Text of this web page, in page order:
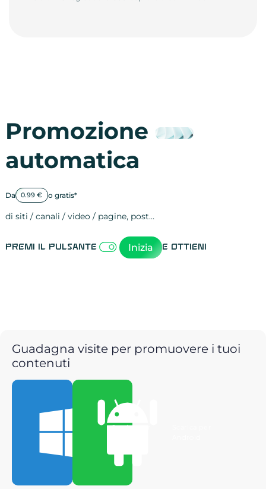
Promozione
automatica
Da 0.99 € o gratis*
di siti / canali / video / pagine, post…
Premi il pulsante Inizia e ottieni
Guadagna visite per promuovere i tuoi
contenuti
Scarica per